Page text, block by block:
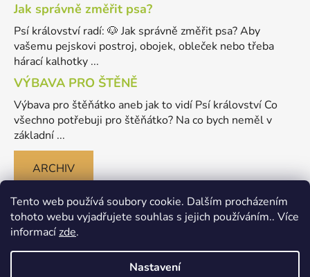
Tento web používá soubory cookie. Dalším procházením
tohoto webu vyjadřujete souhlas s jejich používáním.. Více
informacízde.
Nastavení
Jak správně změřit psa?
Psí království radí: 🐶 Jak správně změřit psa? Aby
vašemu pejskovi postroj, obojek, obleček nebo třeba
hárací kalhotky ...
VÝBAVA PRO ŠTĚNĚ
Výbava pro štěňátko aneb jak to vidí Psí království Co
všechno potřebuji pro štěňátko? Na co bych neměl v
základní ...
ARCHIV